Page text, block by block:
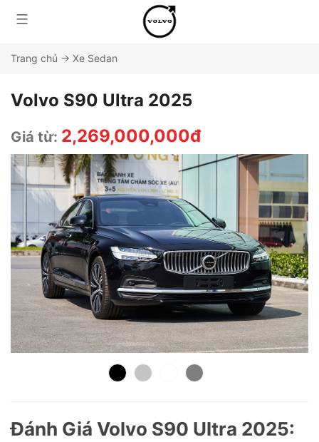
Trang chủ → Xe Sedan
Volvo S90 Ultra 2025
Giá từ: 2,269,000,000đ
Đánh Giá Volvo S90 Ultra 2025: